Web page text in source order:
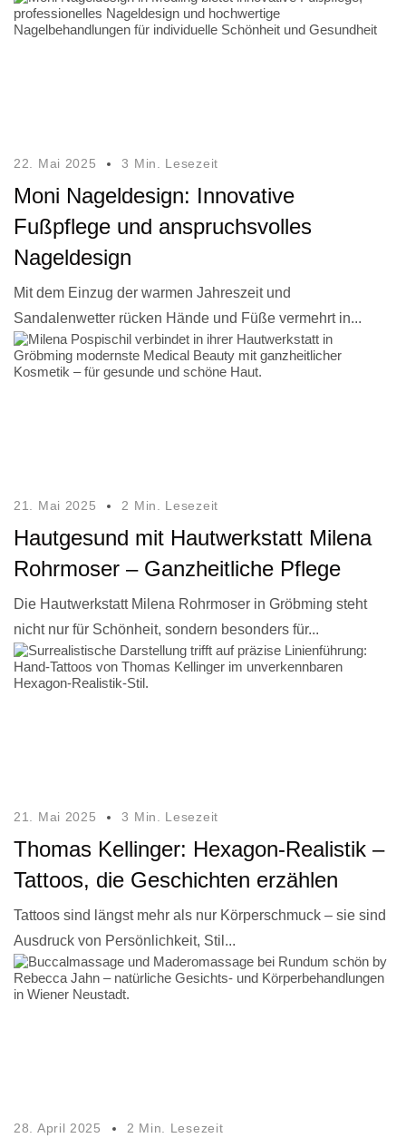
22. Mai 2025 3 Min. Lesezeit
Moni Nageldesign: Innovative
Fußpflege und anspruchsvolles
Nageldesign
Mit dem Einzug der warmen Jahreszeit und
Sandalenwetter rücken Hände und Füße vermehrt in...
21. Mai 2025 2 Min. Lesezeit
Hautgesund mit Hautwerkstatt Milena
Rohrmoser – Ganzheitliche Pflege
Die Hautwerkstatt Milena Rohrmoser in Gröbming steht
nicht nur für Schönheit, sondern besonders für...
21. Mai 2025 3 Min. Lesezeit
Thomas Kellinger: Hexagon-Realistik –
Tattoos, die Geschichten erzählen
Tattoos sind längst mehr als nur Körperschmuck – sie sind
Ausdruck von Persönlichkeit, Stil...
28. April 2025 2 Min. Lesezeit